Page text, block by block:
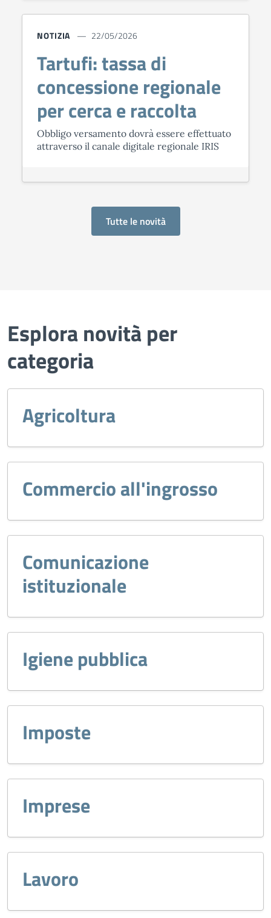
NOTIZIA 22/05/2026
Tartufi: tassa di
concessione regionale
per cerca e raccolta
Obbligo versamento dovrà essere effettuato
attraverso il canale digitale regionale IRIS
Tutte le novità
Esplora novità per
categoria
Agricoltura
Commercio all'ingrosso
Comunicazione
istituzionale
Igiene pubblica
Imposte
Imprese
Lavoro